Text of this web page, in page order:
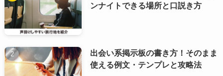
ンナイトできる場所と口説き方
出会い系掲示板の書き方！そのまま
使える例文・テンプレと攻略法